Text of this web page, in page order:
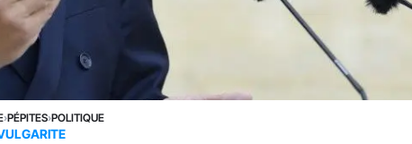
›PÉPITES›POLITIQUE